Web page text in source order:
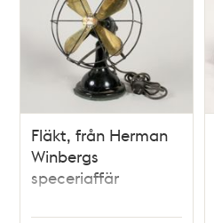
Fläkt, från Herman
Winbergs
speceriaffär